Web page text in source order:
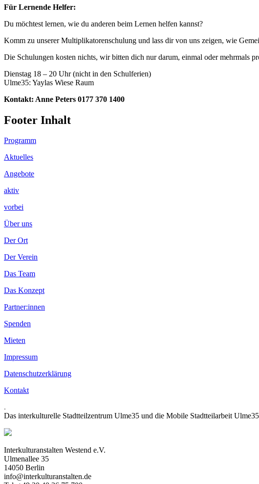
Für Lernende Helfer:
Du möchtest lernen, wie du anderen beim Lernen helfen kannst?
Komm zu unserer Multiplikatorenschulung und lass dir von uns zeigen, wie
Die Schulungen kosten nichts, wir bitten dich nur darum, einmal oder mehrmals
Dienstag 18 – 20 Uhr (nicht in den Schulferien)
Ulme35: Yaylas Wiese Raum
Kontakt: Anne Peters 0177 370 1400
Footer Inhalt
Programm
Aktuelles
Angebote
aktiv
vorbei
Über uns
Der Ort
Der Verein
Das Team
Das Konzept
Partner:innen
Spenden
Mieten
Impressum
Datenschutzerklärung
Kontakt
.
Das interkulturelle Stadtteilzentrum Ulme35 und die Mobile Stadtteilarbeit
Interkulturanstalten Westend e.V.
Ulmenallee 35
14050 Berlin
info@interkulturanstalten.de